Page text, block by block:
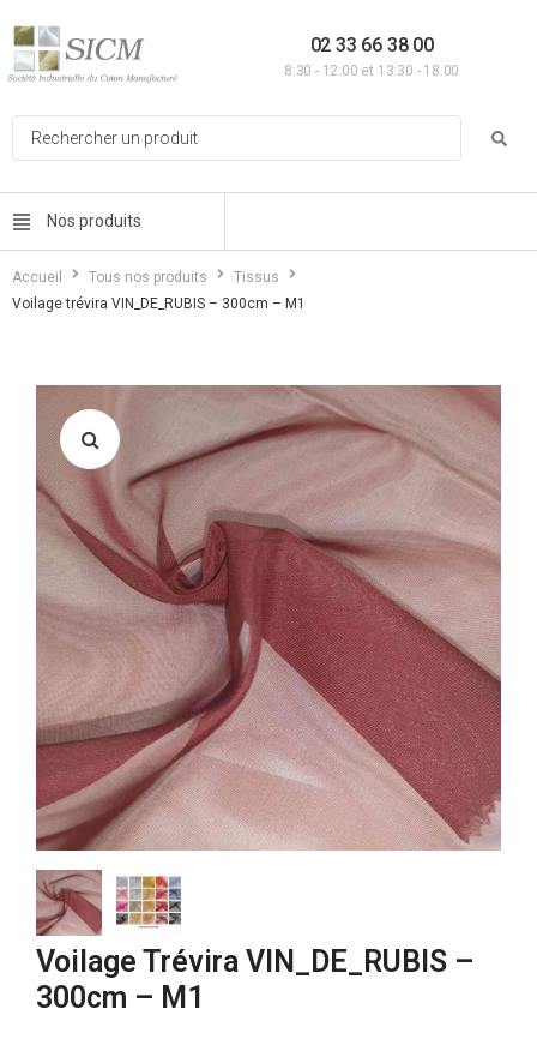
02 33 66 38 00
8:30 - 12:00 et 13:30 - 18:00
Nos produits
Accueil Tous nos produits
Tissus
Voilage trévira VIN_DE_RUBIS – 300cm – M1
Voilage Trévira VIN_DE_RUBIS –
300cm – M1